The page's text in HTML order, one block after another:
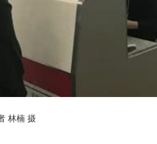
林楠 摄